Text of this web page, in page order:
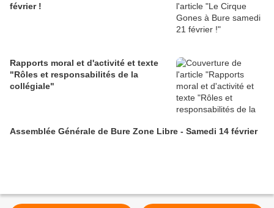
février !
Rapports moral et d'activité et texte
"Rôles et responsabilités de la
collégiale"
Assemblée Générale de Bure Zone Libre - Samedi 14 février